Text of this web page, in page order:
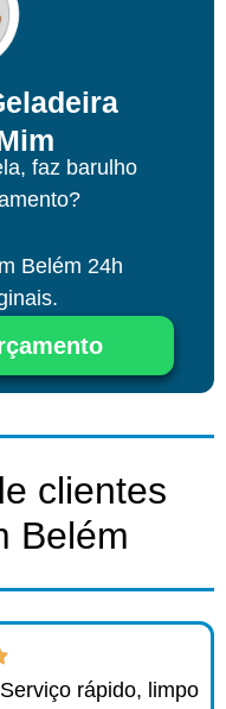
faz barulho
Belém 24h
clientes
Belém
rápido, limpo